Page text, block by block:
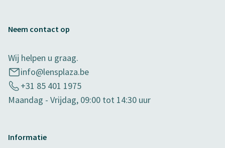
Neem contact op
Wij helpen u graag.
info@lensplaza.be
+31 85 401 1975
Maandag - Vrijdag, 09:00 tot 14:30 uur
Informatie